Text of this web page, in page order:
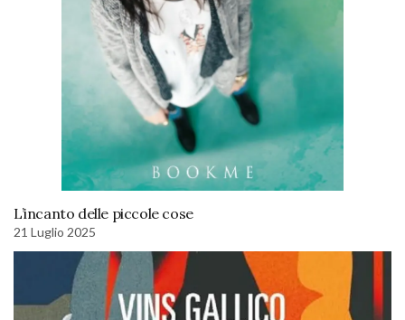
L’incanto delle piccole cose
21 Luglio 2025